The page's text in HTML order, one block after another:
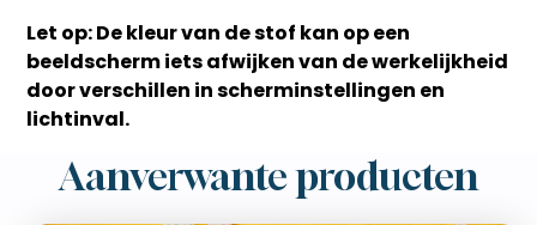
Let op: De kleur van de stof kan op een
beeldscherm iets afwijken van de werkelijkheid
door verschillen in scherminstellingen en
lichtinval.
Aanverwante producten